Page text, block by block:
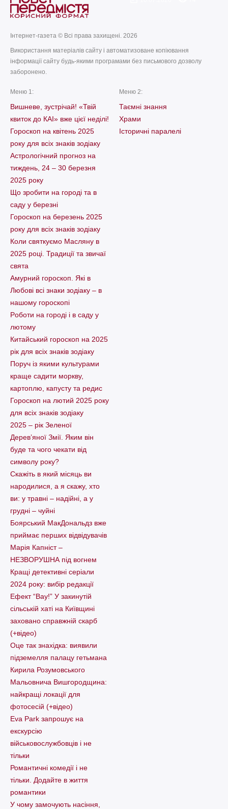
Інтернет-газета © Всі права захищені. 2026
Використання матеріалів сайту і автоматизоване копіювання
інформації сайту будь-якими програмами без письмового дозволу
заборонено.
Меню 1:
Вишневе, зустрічай! «Твій
квиток до КАІ» вже цієї неділі!
Гороскоп на квітень 2025
року для всіх знаків зодіаку
Астрологічний прогноз на
тиждень, 24 – 30 березня
2025 року
Що зробити на городі та в
саду у березні
Гороскоп на березень 2025
року для всіх знаків зодіаку
Коли святкуємо Масляну в
2025 році. Традиції та звичаї
свята
Амурний гороскоп. Які в
Любові всі знаки зодіаку – в
нашому гороскопі
Pоботи на городі і в саду у
лютому
Китайський гороскоп на 2025
рік для всіх знаків зодіаку
Поруч із якими культурами
краще садити моркву,
картоплю, капусту та редис
Гороскоп на лютий 2025 року
для всіх знаків зодіаку
2025 – рік Зеленої
Дерев’яної Змії. Яким він
буде та чого чекати від
символу року?
Скажіть в який місяць ви
народилися, а я скажу, хто
ви: у травні – надійні, а у
грудні – чуйні
Боярський МакДональдз вже
приймає перших відвідувачів
Марія Капніст –
НЕЗВОРУШНА під вогнем
Кращі детективні серіали
2024 року: вибір редакції
Ефект “Вау!” У закинутій
сільській хаті на Київщині
заховано справжній скарб
(+відео)
Оце так знахідка: виявили
підземелля палацу гетьмана
Кирила Розумовського
Мальовнича Вишгородщина:
найкращі локації для
фотосесій (+відео)
Eva Park запрошує на
екскурсію
військовослужбовців і не
тільки
Романтичні комедії і не
тільки. Додайте в життя
романтики
У чому замочують насіння,
Меню 2:
Таємні знання
Храми
Історичні паралелі